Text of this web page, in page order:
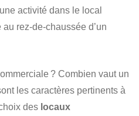
activité dans le local
rez-de-chaussée d’un
? Combien vaut un
les caractères pertinents à
des locaux